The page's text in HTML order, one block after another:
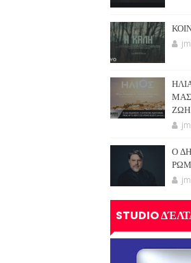
Ο
STUDIO